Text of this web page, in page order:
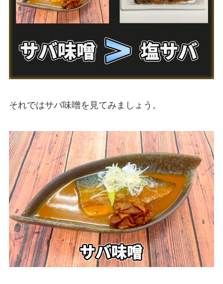
それではサバ味噌を見てみましょう。